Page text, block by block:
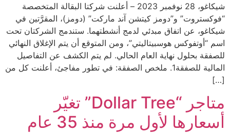
شيكاغو، 28 نوفمبر 2023 – أعلنت شركتا البقالة المتخصصة
“فوكستروت” و”دومز كيتشن آند ماركت” (دومز)، المقرَّتين في
شيكاغو، عن اتفاق مبدئي لدمج أنشطتهما. ستندمج الشركتان تحت
اسم “أوتفوكس هوسبيتاليتي”، ومن المتوقع أن يتم الإغلاق النهائي
للصفقة بحلول نهاية العام الحالي. لم يتم الكشف عن التفاصيل
المالية للصفقة1. ملخص الصفقة: في تطور مفاجئ، أعلنت كل من
[…]
متاجر “Dollar Tree” تغيّر
أسعارها لأول مرة منذ 35 عام